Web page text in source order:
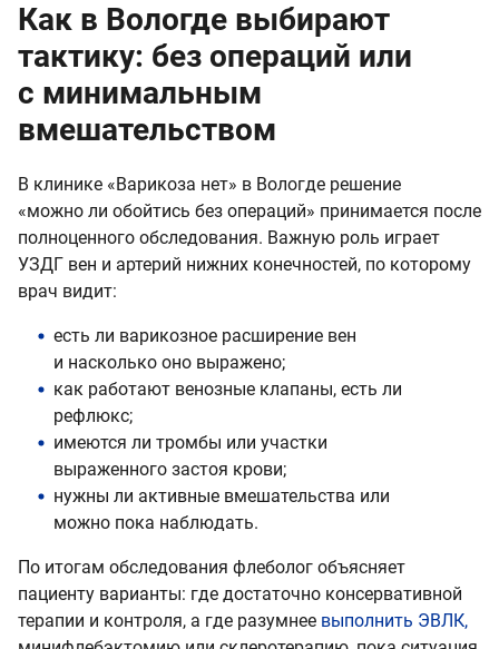
Как в Вологде выбирают
тактику: без операций или
с минимальным
вмешательством
В клинике «Варикоза нет» в Вологде решение
«можно ли обойтись без операций» принимается после
полноценного обследования. Важную роль играет
УЗДГ вен и артерий нижних конечностей, по которому
врач видит:
есть ли варикозное расширение вен
и насколько оно выражено;
как работают венозные клапаны, есть ли
рефлюкс;
имеются ли тромбы или участки
выраженного застоя крови;
нужны ли активные вмешательства или
можно пока наблюдать.
По итогам обследования флеболог объясняет
пациенту варианты: где достаточно консервативной
терапии и контроля, а где разумнее выполнить ЭВЛК,